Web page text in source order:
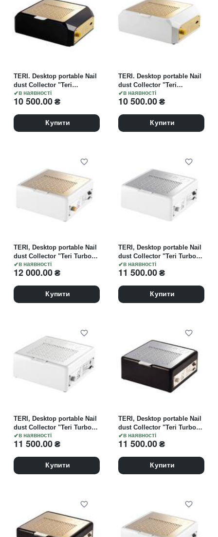
в наявності
TERI. Desktop portable Nail
dust Collector "Teri
Diamond", Витяжка
настільна, чорна зі
10 500.00₴
Купити
в наявності
TERI. Desktop portable Nail
dust Collector "Teri
Diamond", Витяжка
настільна, біла зі
10 500.00₴
Купити
в наявності
TERI, Desktop portable Nail
dust Collector "Teri Turbo
M", Витяжка настільна,
біла зі сталевою решіткою
12 000.00₴
Купити
в наявності
TERI, Desktop portable Nail
dust Collector "Teri Turbo
M", Витяжка настільна,
біла зі сталевою решіткою
11 500.00₴
Купити
в наявності
TERI, Desktop portable Nail
dust Collector "Teri Turbo
M", Витяжка настільна,
біла, решітка біла
11 500.00₴
Купити
в наявності
TERI, Desktop portable Nail
dust Collector "Teri Turbo
M", Витяжка настільна,
чорна зі сталевою
11 500.00₴
Купити